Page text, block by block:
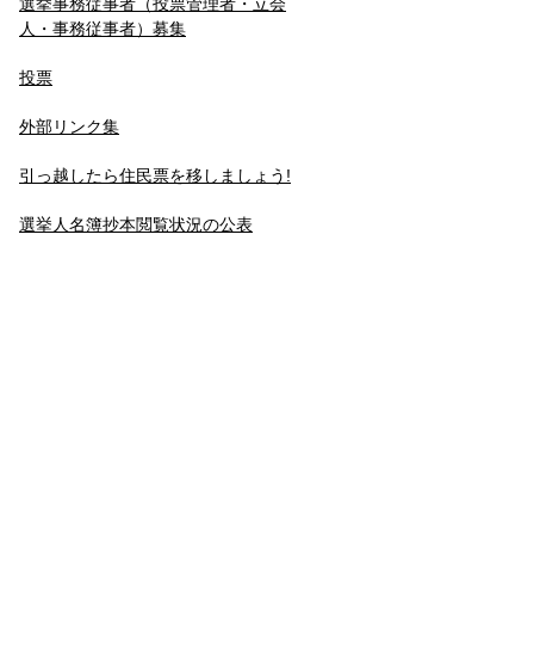
人・事務従事者）募集
投票
外部リンク集
引っ越したら住民票を移しましょう!
選挙人名簿抄本閲覧状況の公表